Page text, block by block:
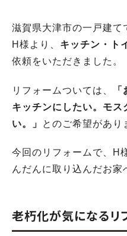
滋賀県大津市の一戸建て
H様より、 キッチン・ト
依頼をいただきました。
リフォームついては、
キッチンにしたい。モス
い。」
とのご希望があり
今回のリフォームで、H
んだんに取り込んだお家
老朽化が気になるリ